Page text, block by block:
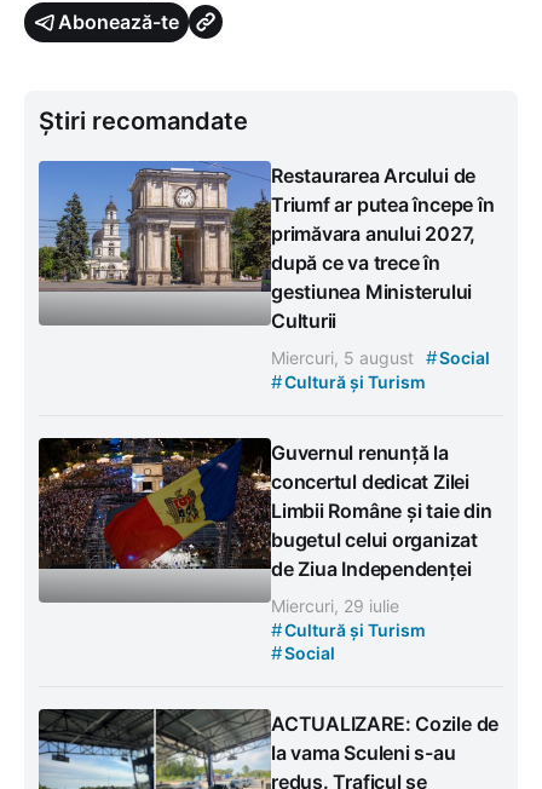
Abonează-te
Știri recomandate
Restaurarea Arcului de
Triumf ar putea începe în
primăvara anului 2027,
după ce va trece în
gestiunea Ministerului
Culturii
Miercuri, 5 august #Social
#Cultură și Turism
Guvernul renunță la
concertul dedicat Zilei
Limbii Române și taie din
bugetul celui organizat
de Ziua Independenței
Miercuri, 29 iulie
#Cultură și Turism
#Social
ACTUALIZARE: Cozile de
la vama Sculeni s-au
redus. Traficul se